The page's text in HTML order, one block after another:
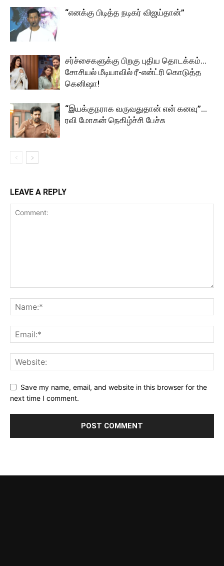
“எனக்கு பிடித்த நடிகர் விஜய்தான்”
சர்ச்சைகளுக்கு பிறகு புதிய தொடக்கம்…
சோசியல் மீடியாவில் ரீ-என்ட்ரி கொடுத்த
கெனிஷா!
“இயக்குநராக வருவதுதான் என் கனவு”…
ரவி மோகன் நெகிழ்ச்சி பேச்சு
LEAVE A REPLY
Save my name, email, and website in this browser for the
next time I comment.